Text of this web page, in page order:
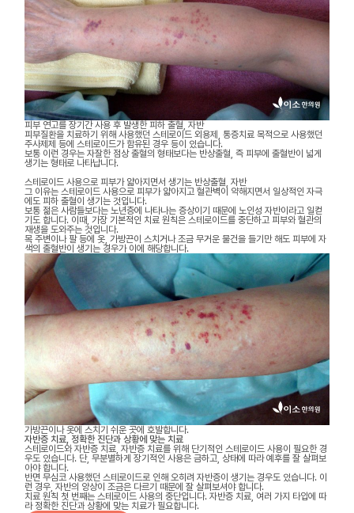
피부 연고를 장기간 사용 후 발생한 피하 출혈, 자반
피부질환을 치료하기 위해 사용했던 스테로이드 외용제, 통증치료 목적으로 사용했던
주사제제 등에 스테로이드가 함유된 경우 등이 있습니다.
보통 이런 경우는 자잘한 점상 출혈의 형태보다는 반상출혈, 즉 피부에 출혈반이 넓게
생기는 형태로 나타납니다.
스테로이드 사용으로 피부가 얇아지면서 생기는 반상출혈, 자반
그 이유는 스테로이드 사용으로 피부가 얇아지고 혈관벽이 약해지면서 일상적인 자극
에도 피하 출혈이 생기는 것입니다.
보통 젊은 사람들보다는 노년층에 나타나는 증상이기 때문에 노인성 자반이라고 일컫
기도 합니다. 이때, 가장 기본적인 치료 원칙은 스테로이드를 중단하고 피부와 혈관의
재생을 도와주는 것입니다.
목 주변이나 팔 등에 옷, 가방끈이 스치거나 조금 무거운 물건을 들기만 해도 피부에 자
색의 출혈반이 생기는 경우가 이에 해당합니다.
가방끈이나 옷에 스치기 쉬운 곳에 호발합니다.
자반증 치료, 정확한 진단과 상황에 맞는 치료
스테로이드와 자반증 치료, 자반증 치료를 위해 단기적인 스테로이드 사용이 필요한 경
우도 있습니다. 단, 무분별하게 장기적인 사용은 금하고, 상태에 따라 예후를 잘 살펴보
아야 합니다.
반면 무심코 사용했던 스테로이드로 인해 오히려 자반증이 생기는 경우도 있습니다. 이
런 경우, 자반의 양상이 조금은 다르기 때문에 잘 살펴보셔야 합니다.
치료 원칙 첫 번째는 스테로이드 사용의 중단입니다. 자반증 치료, 여러 가지 타입에 따
라 정확한 진단과 상황에 맞는 치료가 필요합니다.